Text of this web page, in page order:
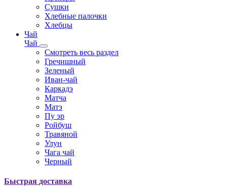
Сушки
Хлебные палочки
Хлебцы
Чай
Чай
Смотреть весь раздел
Гречишный
Зеленый
Иван-чай
Каркадэ
Матча
Матэ
Пу эр
Ройбуш
Травяной
Улун
Чага чай
Черный
Быстрая доставка